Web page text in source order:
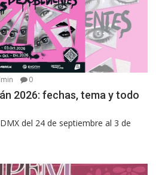
0
2026: fechas, tema y todo
del 24 de septiembre al 3 de